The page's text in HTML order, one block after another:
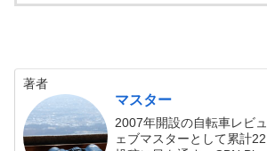
著者
マスター
2007年開設の自転車レビ
ェブマスターとして累計